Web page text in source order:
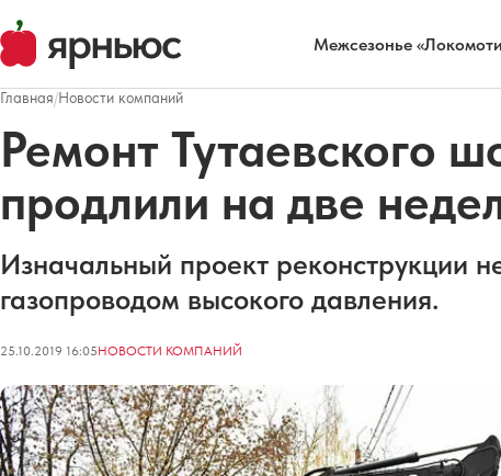
Межсезонье
Главная/Новости компаний
Ремонт Тутаевского
продлили на две
Изначальный проект реконструкции
газопроводом высокого давления.
25.10.2019 16:05НОВОСТИ КОМПАНИЙ